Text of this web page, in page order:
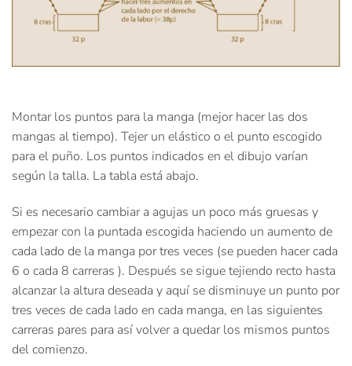
Montar los puntos para la manga (mejor hacer las dos
mangas al tiempo). Tejer un elástico o el punto escogido
para el puño. Los puntos indicados en el dibujo varían
según la talla. La tabla está abajo.
Si es necesario cambiar a agujas un poco más gruesas y
empezar con la puntada escogida haciendo un aumento de
cada lado de la manga por tres veces (se pueden hacer cada
6 o cada 8 carreras ). Después se sigue tejiendo recto hasta
alcanzar la altura deseada y aquí se disminuye un punto por
tres veces de cada lado en cada manga, en las siguientes
carreras pares para así volver a quedar los mismos puntos
del comienzo.